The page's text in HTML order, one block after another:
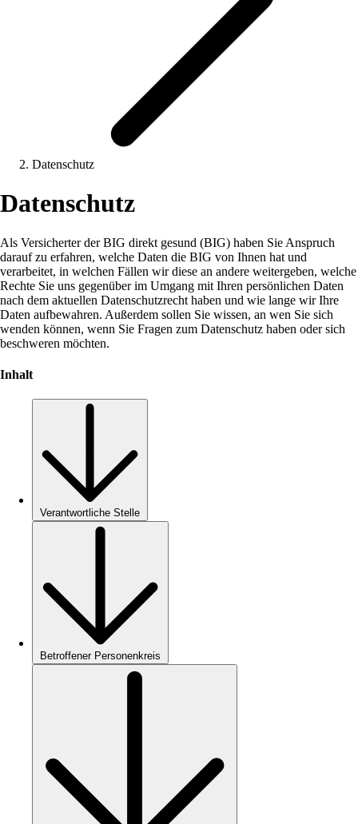
Datenschutz
Datenschutz
Als Versicherter der BIG direkt gesund (BIG) haben Sie Anspruch
darauf zu erfahren, welche Daten die BIG von Ihnen hat und
verarbeitet, in welchen Fällen wir diese an andere weitergeben, welche
Rechte Sie uns gegenüber im Umgang mit Ihren persönlichen Daten
nach dem aktuellen Datenschutzrecht haben und wie lange wir Ihre
Daten aufbewahren. Außerdem sollen Sie wissen, an wen Sie sich
wenden können, wenn Sie Fragen zum Datenschutz haben oder sich
beschweren möchten.
Inhalt
Verantwortliche Stelle
Betroffener Personenkreis